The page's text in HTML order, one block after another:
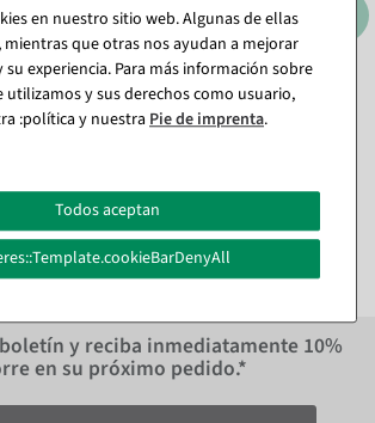
25 mm / Ø
IVA
Trabillas de satén 25 mm / Ø
10 cm, Color: verde
12,95 EUR más IVA
y reciba inmediatamente 10%
en su próximo pedido.*
en nuestro sitio web. Algunas de ellas
mientras que otras nos ayudan a mejorar
su experiencia. Para más información sobre
utilizamos y sus derechos como usuario,
:política y nuestra Pie de imprenta.
Todos aceptan